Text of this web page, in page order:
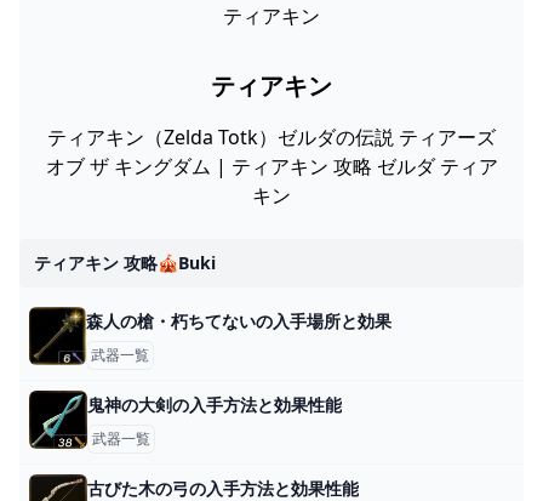
ティアキン
ティアキン
ティアキン（Zelda Totk）ゼルダの伝説 ティアーズ
オブ ザ キングダム | ティアキン 攻略 ゼルダ ティア
キン
ティアキン 攻略🎪buki
森人の槍・朽ちてないの入手場所と効果
武器一覧
鬼神の大剣の入手方法と効果性能
武器一覧
古びた木の弓の入手方法と効果性能